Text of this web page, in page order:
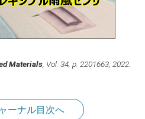
Materials, Vol. 34, p. 2201663, 2022.
ーナル目次へ